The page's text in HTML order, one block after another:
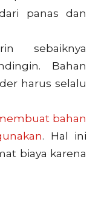
panas dan
sebaiknya
Bahan
harus selalu
bahan
. Hal ini
biaya karena